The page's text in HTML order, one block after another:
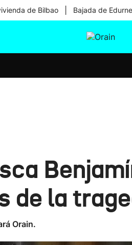
de Bilbao Bajada de
de la
Orain.